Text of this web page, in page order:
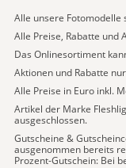
Alle unsere Fotomodelle
Alle Preise, Rabatte und
Das Onlinesortiment
Aktionen und Rabatte
Alle Preise in Euro inkl.
Artikel der Marke
ausgeschlossen.
Gutscheine &
ausgenommen bereits
Prozent-Gutschein: Bei